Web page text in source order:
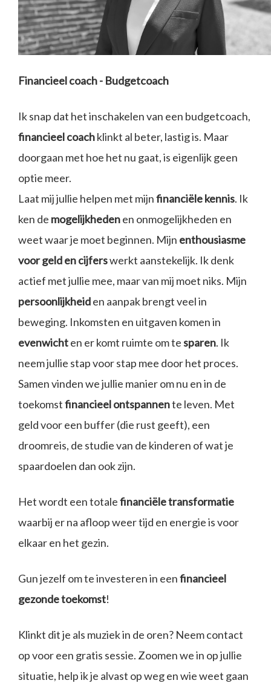
Financieel coach - Budgetcoach
Ik snap dat het inschakelen van een budgetcoach,
financieel coachklinkt al beter, lastig is. Maar
doorgaan met hoe het nu gaat, is eigenlijk geen
optie meer.
Laat mij jullie helpen met mijnfinanciële kennis. Ik
ken de mogelijkhedenen onmogelijkheden en
weet waar je moet beginnen. Mijn enthousiasme
voor geld en cijferswerkt aanstekelijk. Ik denk
actief met jullie mee, maar van mij moet niks. Mijn
persoonlijkheiden aanpak brengt veel in
beweging. Inkomsten en uitgaven komen in
evenwichten er komt ruimte om tesparen. Ik
neem jullie stap voor stap mee door het proces.
Samen vinden we jullie manier om nu en in de
toekomstfinancieel ontspannente leven. Met
geld voor een buffer (die rust geeft), een
droomreis, de studie van de kinderen of wat je
spaardoelen dan ook zijn.
Het wordt een totalefinanciële transformatie
waarbij er na afloop weer tijd en energie is voor
elkaar en het gezin.
Gun jezelf om te investeren in eenfinancieel
gezonde toekomst!
Klinkt dit je als muziek in de oren? Neem contact
op voor een gratis sessie. Zoomen we in op jullie
situatie, help ik je alvast op weg en wie weet gaan